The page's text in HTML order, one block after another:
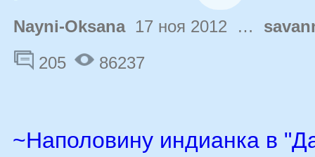
Nayni-Oksana17 ноя 2012 …
205
86237
~Наполовину индианка в